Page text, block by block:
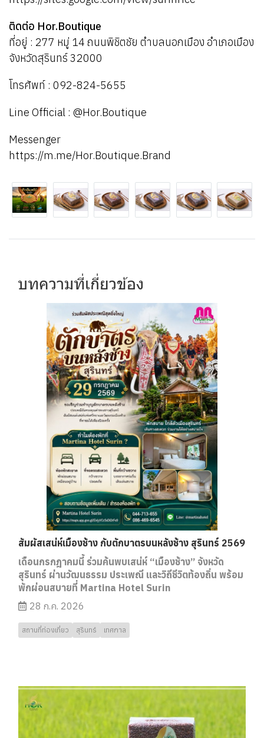
ติดต่อ Hor.Boutique
ที่อยู่ : 277 หมู่ 14 ถนนพิชิตชัย ตำบลนอกเมือง อำเภอเมือง
จังหวัดสุรินทร์ 32000
โทรศัพท์ : 092-824-5655
Line Official : @Hor.Boutique
Messenger
https://m.me/Hor.Boutique.Brand
บทความที่เกี่ยวข้อง
สัมผัสเสน่ห์เมืองช้าง กับตักบาตรบนหลังช้าง สุรินทร์ 2569
เดือนกรกฎาคมนี้ ร่วมค้นพบเสน่ห์ “เมืองช้าง” จังหวัด
สุรินทร์ ผ่านวัฒนธรรม ประเพณี และวิถีชีวิตท้องถิ่น พร้อม
พักผ่อนสบายที่ Martina Hotel Surin
28 ก.ค. 2026
สถานที่ท่องเที่ยว สุรินทร์ เทศกาล